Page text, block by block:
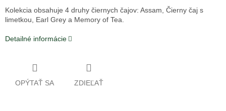
Kolekcia obsahuje 4 druhy čiernych čajov: Assam, Čierny čaj s
limetkou, Earl Grey a Memory of Tea.
Detailné informácie
OPÝTAŤ SA ZDIEĽAŤ